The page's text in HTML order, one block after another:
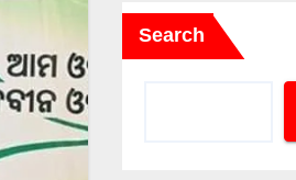
Search